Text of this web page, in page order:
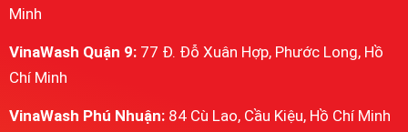
Minh
VinaWash Quận 9: 77 Đ. Đỗ Xuân Hợp, Phước Long, Hồ
Chí Minh
VinaWash Phú Nhuận: 84 Cù Lao, Cầu Kiệu, Hồ Chí Minh